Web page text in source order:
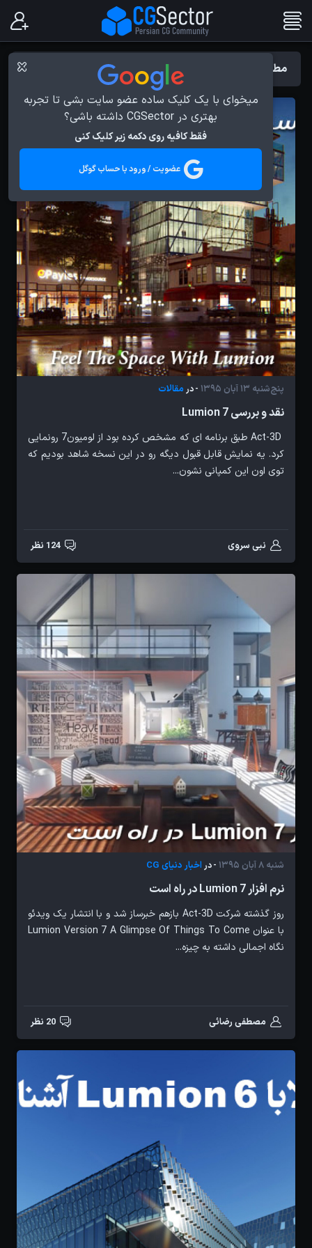
میخوای با یک کلیک ساده عضو سایت بشی تا تجربه
بهتری در CGSector داشته باشی؟
فقط کافیه روی دکمه زیر کلیک کنی
عضویت / ورود با حساب گوگل
مطالب با برچسب : درباره Lumion
پنج‌شنبه 13 آبان 1395 - در مقالات
نقد و بررسی Lumion 7
Act-3D طبق برنامه ای که مشخص کرده بود از لومیون7 رونمایی
کرد. یه نمایش قابل قبول دیگه رو در این نسخه شاهد بودیم که
توی اون این کمپانی نشون...
نبی سروی 124 نظر
شنبه 8 آبان 1395 - دراخبار دنیای CG
نرم افزار Lumion 7 در راه است
روز گذشته شرکت Act-3D بازهم خبرساز شد و با انتشار یک ویدئو
با عنوان Lumion Version 7 A Glimpse Of Things To Come
نگاه اجمالی داشته به چیزه...
مصطفی رضائی 20 نظر